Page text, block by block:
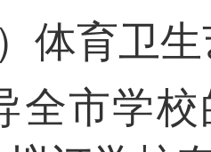
体育卫
全市学